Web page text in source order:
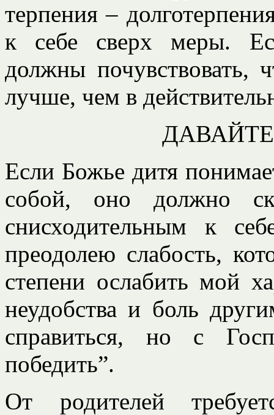
терпения –
к себе сверх меры.
должны почувствовать,
лучше, чем в
Если Божье дитя
собой, оно должно
снисходительным к
преодолею слабость,
степени ослабить мой
неудобства и боль
справиться, но с
победить”.
От родителей